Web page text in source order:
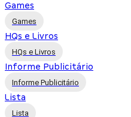
Games
Games
HQs e Livros
HQs e Livros
Informe Publicitário
Informe Publicitário
Lista
Lista